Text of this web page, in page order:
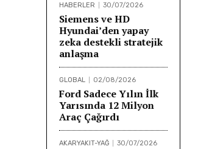
HABERLER 30/07/2026
Siemens ve HD
Hyundai’den yapay
zeka destekli stratejik
anlaşma
GLOBAL 02/08/2026
Ford Sadece Yılın İlk
Yarısında 12 Milyon
Araç Çağırdı
AKARYAKIT-YAĞ 30/07/2026